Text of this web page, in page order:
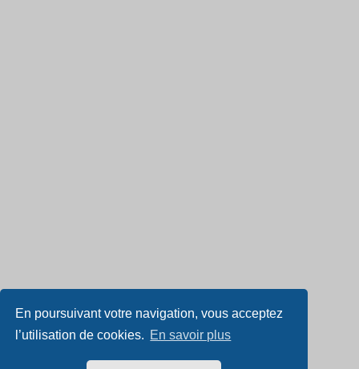
En poursuivant votre navigation, vous acceptez
l’utilisation de cookies. En savoir plus